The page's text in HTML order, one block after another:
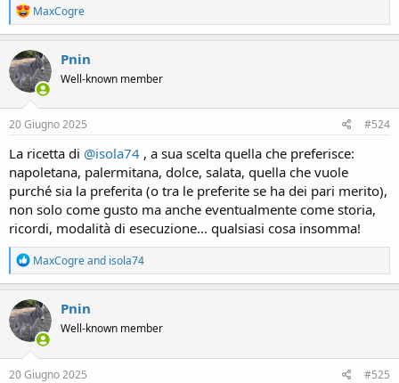
R
e
a
c
t
i
o
n
s
MaxCogre
Pnin
Well-known member
20 Giugno 2025 #524
La ricetta di @isola74 , a sua scelta quella che preferisce:
napoletana, palermitana, dolce, salata, quella che vuole
purché sia la preferita (o tra le preferite se ha dei pari merito),
non solo come gusto ma anche eventualmente come storia,
ricordi, modalità di esecuzione... qualsiasi cosa insomma!
R
e
a
c
t
i
o
n
s
MaxCogreand isola74
Pnin
Well-known member
20 Giugno 2025 #525